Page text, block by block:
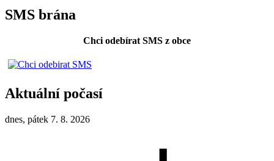
SMS brána
Chci odebírat SMS z obce
Aktuální počasí
dnes, pátek 7. 8. 2026